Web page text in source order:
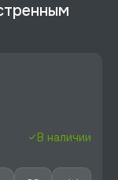
В наличии